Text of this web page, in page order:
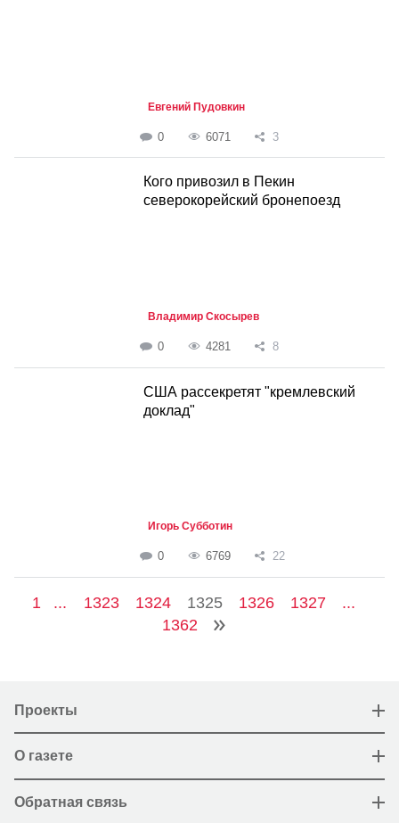
Евгений Пудовкин
0 6071 3
Кого привозил в Пекин
северокорейский бронепоезд
Владимир Скосырев
0 4281 8
США рассекретят "кремлевский
доклад"
Игорь Субботин
0 6769 22
1 ... 1323 1324 1325 1326 1327
...
1362
Проекты
О газете
Обратная связь